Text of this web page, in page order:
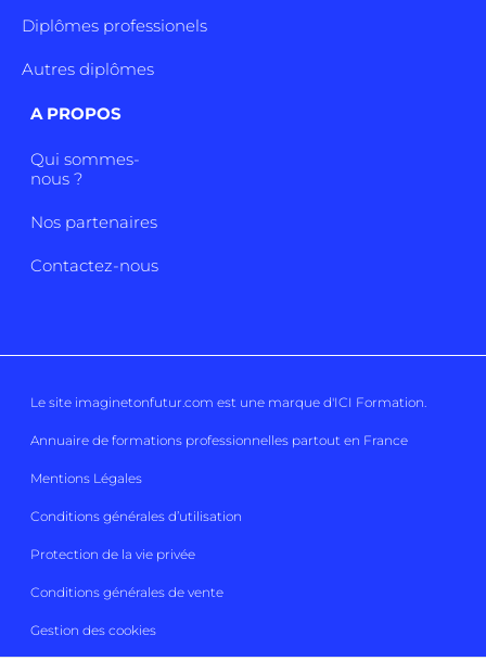
Diplômes professionels
Autres diplômes
A PROPOS
Qui sommes-
nous ?
Nos partenaires
Contactez-nous
Le site imaginetonfutur.com est une marque d'ICI Formation.
Annuaire de formations professionnelles partout en France
Mentions Légales
Conditions générales d’utilisation
Protection de la vie privée
Conditions générales de vente
Gestion des cookies